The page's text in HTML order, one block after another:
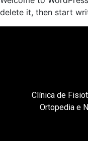
delete it, then start
Clínica de
Ortopedia e